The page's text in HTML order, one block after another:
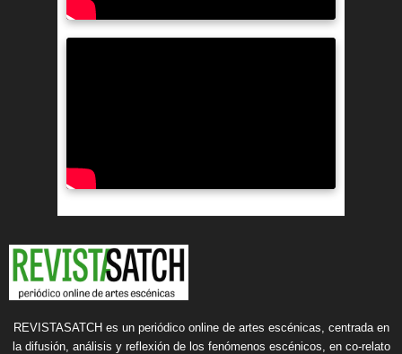
REVISTASATCH es un periódico online de artes escénicas, centrada en
la difusión, análisis y reflexión de los fenómenos escénicos, en co-relato